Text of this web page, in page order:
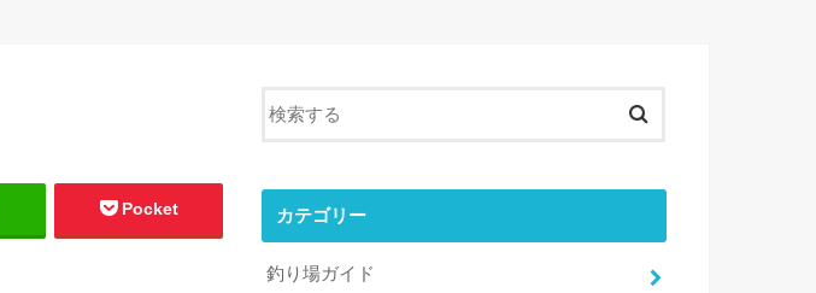
Pocket カテゴリー
釣り場ガイド